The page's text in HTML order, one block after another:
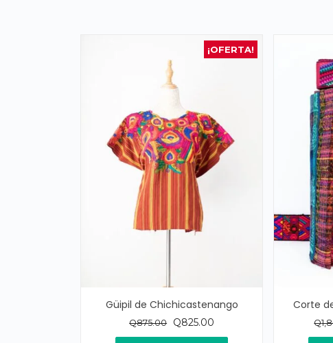
¡OFERTA!
Güipil de Chichicastenango
Q875.00
El
precio
Q825.00
precio
Corte
Q